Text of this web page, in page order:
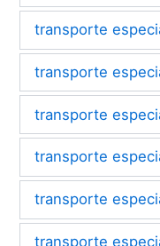
transporte
transporte
transporte
transporte
transporte
transporte